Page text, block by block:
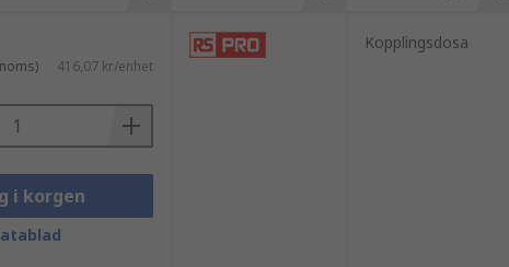
som kabel
men metallboxar kräver
416,07 kr/enhet
i korgen
Kopplingsdosa